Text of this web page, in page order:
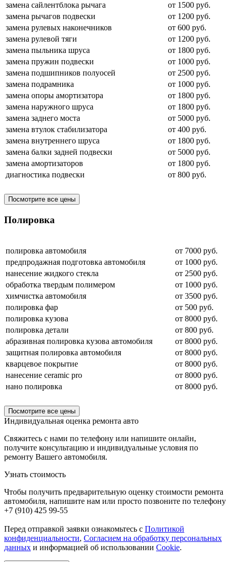
замена сайлентблока рычага
от 1500 руб.
замена рычагов подвески
от 1200 руб.
замена рулевых наконечников
от 600 руб.
замена рулевой тяги
от 1200 руб.
замена пыльника шруса
от 1800 руб.
замена пружин подвески
от 1000 руб.
замена подшипников полуосей
от 2500 руб.
замена подрамника
от 1000 руб.
замена опоры амортизатора
от 1800 руб.
замена наружного шруса
от 1800 руб.
замена заднего моста
от 5000 руб.
замена втулок стабилизатора
от 400 руб.
замена внутреннего шруса
от 1800 руб.
замена балки задней подвески
от 5000 руб.
замена амортизаторов
от 1800 руб.
диагностика подвески
от 800 руб.
Посмотрите все цены
Полировка
полировка автомобиля
от 7000 руб.
предпродажная подготовка автомобиля
от 1000 руб.
нанесение жидкого стекла
от 2500 руб.
обработка твердым полимером
от 1000 руб.
химчистка автомобиля
от 3500 руб.
полировка фар
от 500 руб.
полировка кузова
от 8000 руб.
полировка детали
от 800 руб.
абразивная полировка кузова автомобиля
от 8000 руб.
защитная полировка автомобиля
от 8000 руб.
кварцевое покрытие
от 8000 руб.
нанесение ceramic pro
от 8000 руб.
нано полировка
от 8000 руб.
Посмотрите все цены
Индивидуальная оценка ремонта авто
Свяжитесь с нами по телефону или напишите онлайн,
получите консультацию и индивидуальные условия по
ремонту Вашего автомобиля.
Узнать стоимость
Чтобы получить предварительную оценку стоимости ремонта
автомобиля, напишите нам или просто позвоните по телефону
+7 (910) 425 99-55
Перед отправкой заявки ознакомьтесь с Политикой
конфиденциальности, Согласием на обработку персональных
данных и информацией об использовании Cookie.